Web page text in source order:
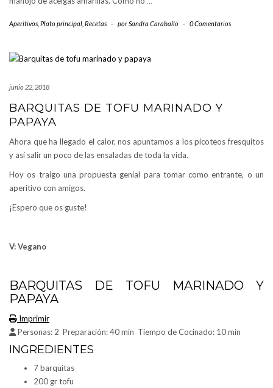
Aperitivos Plato principal Recetas - porSandra Caraballo - 0 Comentarios
junio 22, 2018
BARQUITAS DE TOFU MARINADO Y
PAPAYA
Ahora que ha llegado el calor, nos apuntamos a los picoteos fresquitos
y así salir un poco de las ensaladas de toda la vida.
Hoy os traigo una propuesta genial para tomar como entrante, o un
aperitivo con amigos.
¡Espero que os guste!
V: Vegano
BARQUITAS DE TOFU MARINADO Y
PAPAYA
Imprimir
Personas: 2 Preparación:40 min Tiempo de Cocinado: 10 min
INGREDIENTES
7 barquitas
200 gr tofu